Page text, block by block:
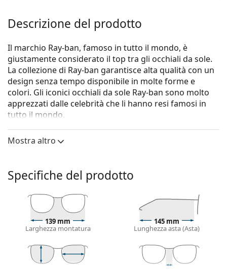
Descrizione del prodotto
Il marchio Ray-ban, famoso in tutto il mondo, è
giustamente considerato il top tra gli occhiali da sole.
La collezione di Ray-ban garantisce alta qualità con un
design senza tempo disponibile in molte forme e
colori. Gli iconici occhiali da sole Ray-ban sono molto
apprezzati dalle celebrità che li hanno resi famosi in
tutto il mondo.
La collezione Erika è classica ma unica.
Vorresti vedere come ti stanno questi occhiali da sole?
Montatura per occhiali da sole
Il colore beige della montatura si abbina
perfettamente a un sottotono di pelle caldo e capelli
castano chiaro.
Occhiali da sole con montature rotonde sono la
scelta ideale per chi ha una forma del viso quadrata
Mostra altro
Specifiche del prodotto
139 mm
Larghezza montatura
145 mm
Lunghezza asta (Asta)